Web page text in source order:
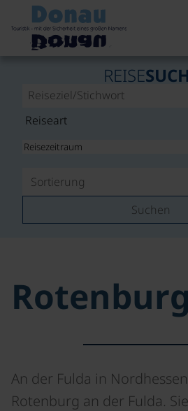
REISE
Suchen
An der Fulda in
Rotenburg an der Fulda.